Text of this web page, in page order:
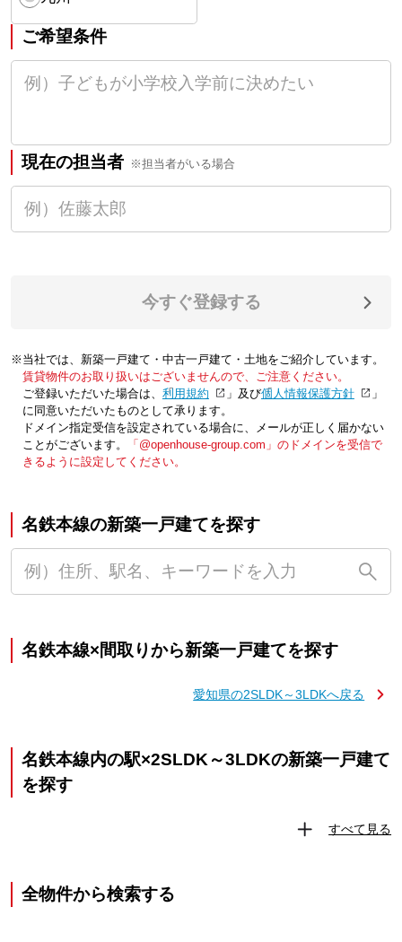
ご希望条件
現在の担当者 ※担当者がいる場合
今すぐ登録する
※当社では、新築一戸建て・中古一戸建て・土地をご紹介しています。
賃貸物件のお取り扱いはございませんので、ご注意ください。
ご登録いただいた場合は、「利用規約 」及び「個人情報保護方針
」
に同意いただいたものとして承ります。
ドメイン指定受信を設定されている場合に、メールが正しく届かない
ことがございます。
「@openhouse-group.com」のドメインを受信で
きるように設定してください。
名鉄本線の新築一戸建てを探す
名鉄本線×間取りから新築一戸建てを探す
愛知県の2SLDK～3LDKへ戻る
名鉄本線内の駅×2SLDK～3LDKの新築一戸建て
を探す
すべて見る
全物件から検索する